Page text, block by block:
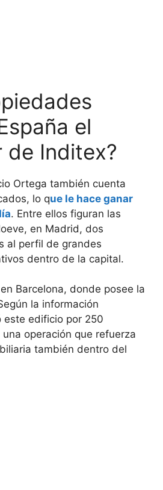
el
Inditex?
Ortega también cuenta
lo que le hace ganar
. Entre ellos figuran las
en Madrid, dos
al perfil de grandes
dentro de la capital.
Barcelona, donde posee la
la información
edificio por 250
operación que refuerza
también dentro del